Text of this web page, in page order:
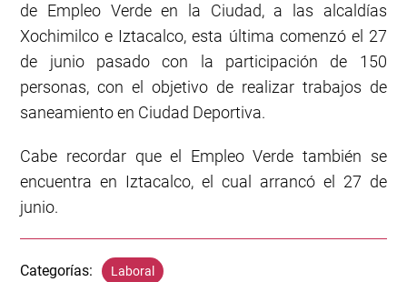
de Empleo Verde en la Ciudad, a las alcaldías
Xochimilco e Iztacalco, esta última comenzó el 27
de junio pasado con la participación de 150
personas, con el objetivo de realizar trabajos de
saneamiento en Ciudad Deportiva.
Cabe recordar que el Empleo Verde también se
encuentra en Iztacalco, el cual arrancó el 27 de
junio.
Categorías: Laboral